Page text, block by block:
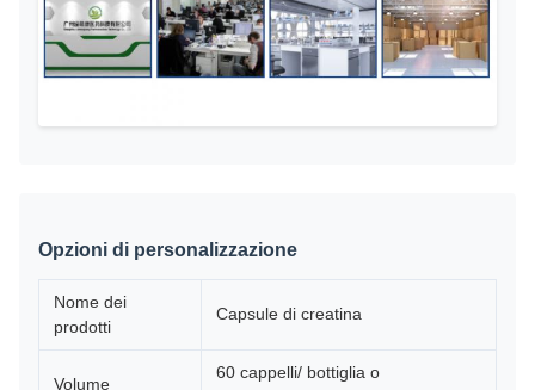
Opzioni di personalizzazione
Nome dei
prodotti
Capsule di creatina
Volume
60 cappelli/ bottiglia o